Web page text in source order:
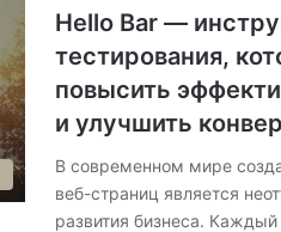
Hello Bar —
тестирования,
повысить
и улучшить
В современном мире
веб-страниц является
развития бизнеса.